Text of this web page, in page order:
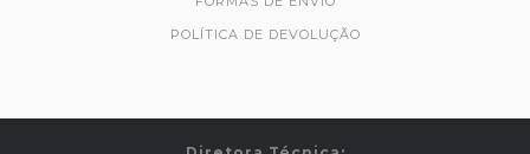
POLÍTICA DE DEVOLUÇÃO